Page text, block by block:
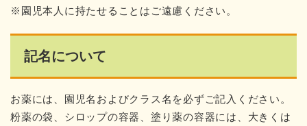
※園児本人に持たせることはご遠慮ください。
記名について
お薬には、園児名およびクラス名を必ずご記入ください。
粉薬の袋、シロップの容器、塗り薬の容器には、大きくは